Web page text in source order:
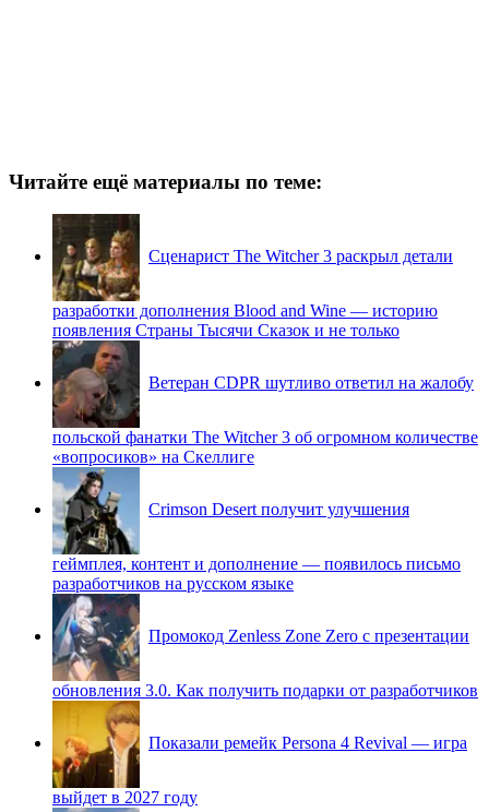
Читайте ещё материалы по теме:
Сценарист The Witcher 3 раскрыл детали
разработки дополнения Blood and Wine — историю
появления Страны Тысячи Сказок и не только
Ветеран CDPR шутливо ответил на жалобу
польской фанатки The Witcher 3 об огромном количестве
«вопросиков» на Скеллиге
Crimson Desert получит улучшения
геймплея, контент и дополнение — появилось письмо
разработчиков на русском языке
Промокод Zenless Zone Zero с презентации
обновления 3.0. Как получить подарки от разработчиков
Показали ремейк Persona 4 Revival — игра
выйдет в 2027 году